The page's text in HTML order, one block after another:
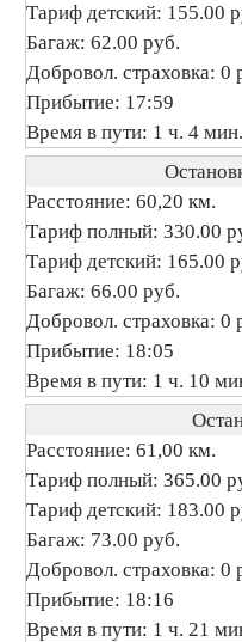
Тариф детский: 155.00
Багаж: 62.00 руб.
Добровол. страховка: 0
Прибытие: 17:59
Время в пути: 1 ч. 4 мин.
Расстояние: 60,20 км.
Тариф полный: 330.00
Тариф детский: 165.00
Багаж: 66.00 руб.
Добровол. страховка: 0
Прибытие: 18:05
Время в пути: 1 ч. 10
Расстояние: 61,00 км.
Тариф полный: 365.00
Тариф детский: 183.00
Багаж: 73.00 руб.
Добровол. страховка: 0
Прибытие: 18:16
Время в пути: 1 ч. 21